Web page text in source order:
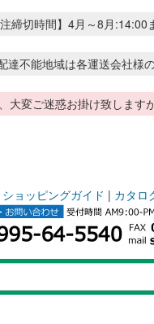
締切時間】4月～8月
不能地域は各運送会社様
変ご迷惑お掛け致します
ショッピングガイド | カタロ